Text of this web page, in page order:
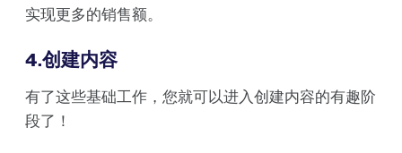
实现更多的销售额。
4.创建内容
有了这些基础工作，您就可以进入创建内容的有趣阶
段了！